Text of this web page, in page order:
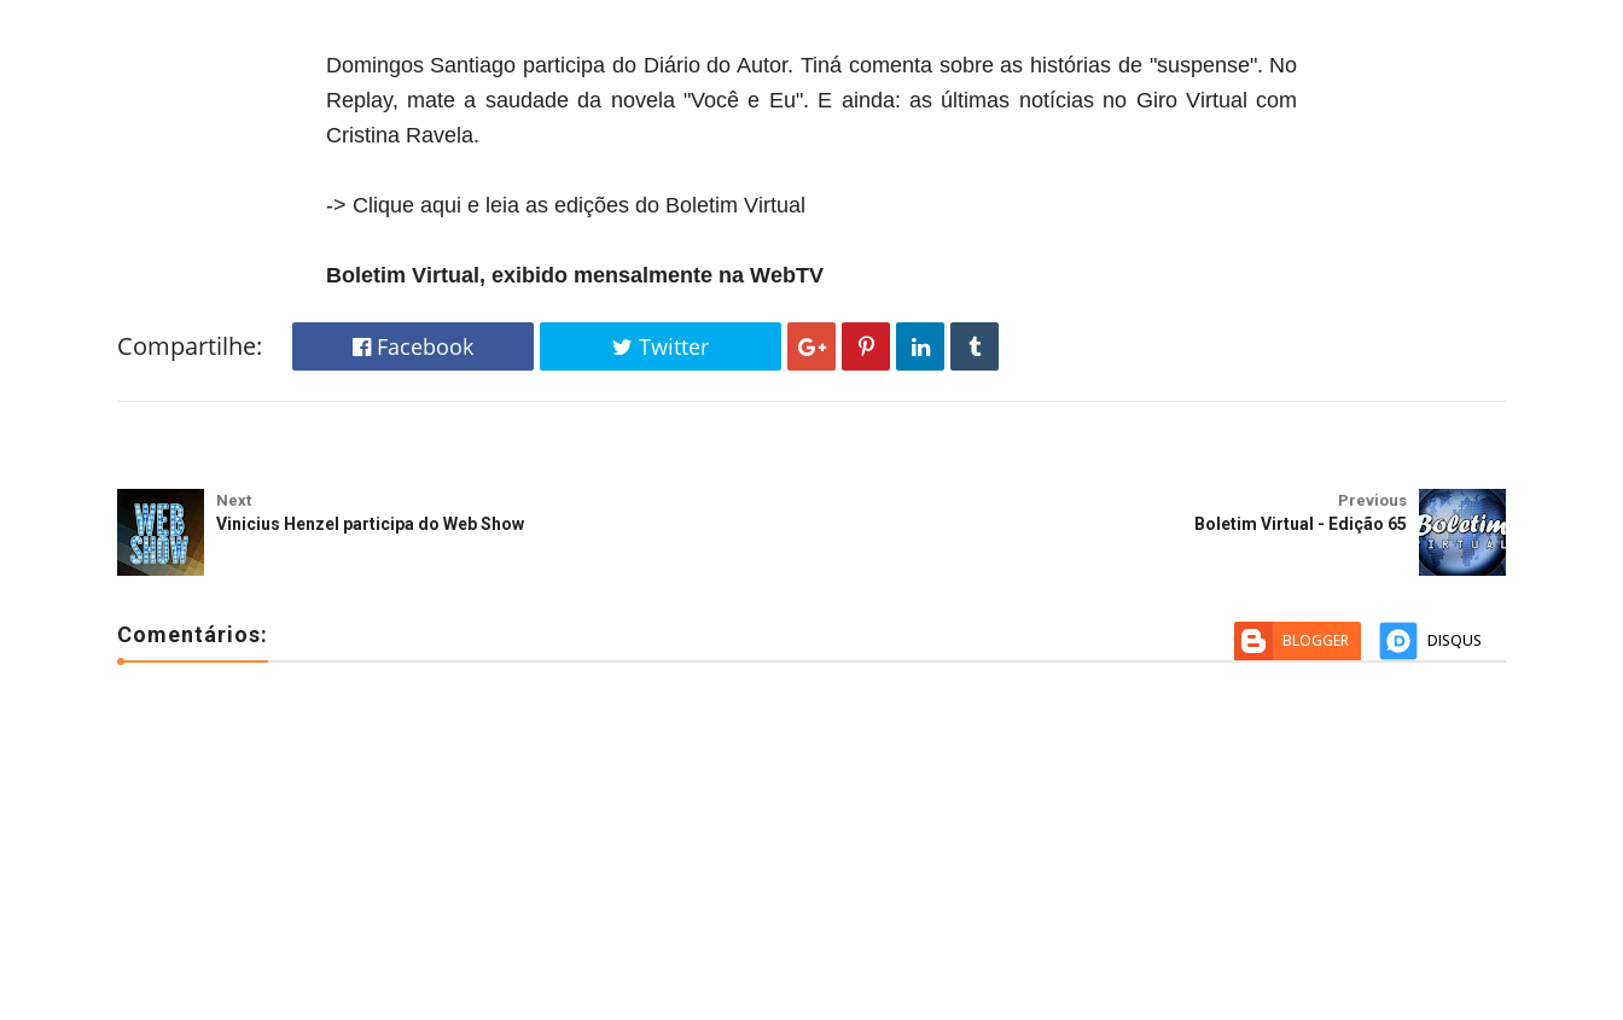
Domingos Santiago participa do Diário do Autor. Tiná comenta sobre as histórias de "suspense". No
Replay, mate a saudade da novela "Você e Eu". E ainda: as últimas notícias no Giro Virtual com
Cristina Ravela.
-> Clique aqui e leia as edições do Boletim Virtual
Boletim Virtual, exibido mensalmente na WebTV
Compartilhe: Facebook Twitter
Next
Vinicius Henzel participa do Web Show
Previous
Boletim Virtual - Edição 65
Comentários: BLOGGER DISQUS